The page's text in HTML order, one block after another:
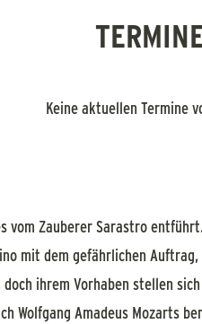
Keine aktuellen Termine
vom Zauberer Sarastro
mit dem gefährlichen
ihrem Vorhaben stellen
Wolfgang Amadeus Mozarts